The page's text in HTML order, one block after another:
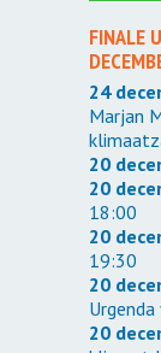
FINALE
24
Marjan
20
20
18:00
20
19:30
20
20